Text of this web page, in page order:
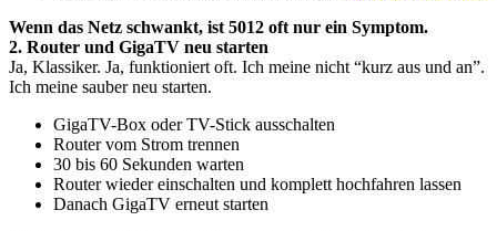
Wenn das Netz schwankt, ist 5012 oft nur ein Symptom.
2. Router und GigaTV neu starten
Ja, Klassiker. Ja, funktioniert oft. Ich meine nicht “kurz aus und an”.
Ich meine sauber neu starten.
GigaTV-Box oder TV-Stick ausschalten
Router vom Strom trennen
30 bis 60 Sekunden warten
Router wieder einschalten und komplett hochfahren lassen
Danach GigaTV erneut starten